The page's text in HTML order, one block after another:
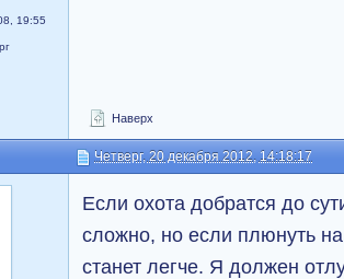
19:55
Наверх
Четверг, 20 декабря 2012, 14:18:17
Если охота добратся до
сложно, но если плюнуть
станет легче. Я должен